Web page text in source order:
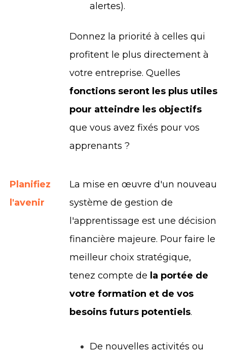
alertes).
Donnez la priorité à celles qui
profitent le plus directement à
votre entreprise. Quelles
fonctions seront les plus utiles
pour atteindre les objectifs
que vous avez fixés pour vos
apprenants ?
Planifiez
l'avenir
La mise en œuvre d'un nouveau
système de gestion de
l'apprentissage est une décision
financière majeure. Pour faire le
meilleur choix stratégique,
tenez compte de la portée de
votre formation et de vos
besoins futurs potentiels.
De nouvelles activités ou